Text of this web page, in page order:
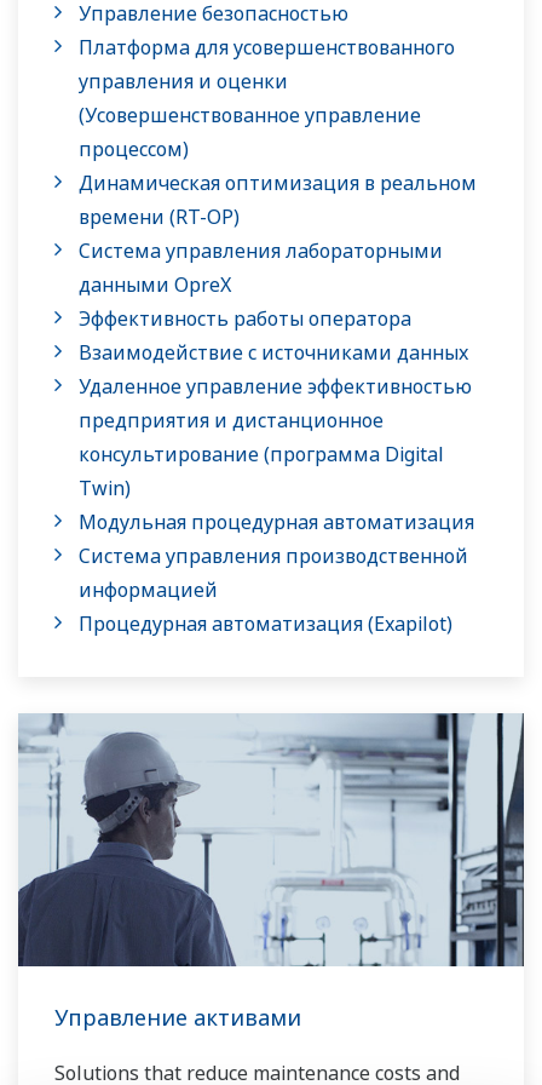
Управление безопасностью
Платформа для усовершенствованного
управления и оценки
(Усовершенствованное управление
процессом)
Динамическая оптимизация в реальном
времени (RT-OP)
Система управления лабораторными
данными OpreX
Эффективность работы оператора
Взаимодействие с источниками данных
Удаленное управление эффективностью
предприятия и дистанционное
консультирование (программа Digital
Twin)
Модульная процедурная автоматизация
Система управления производственной
информацией
Процедурная автоматизация (Exapilot)
Управление активами
Solutions that reduce maintenance costs and